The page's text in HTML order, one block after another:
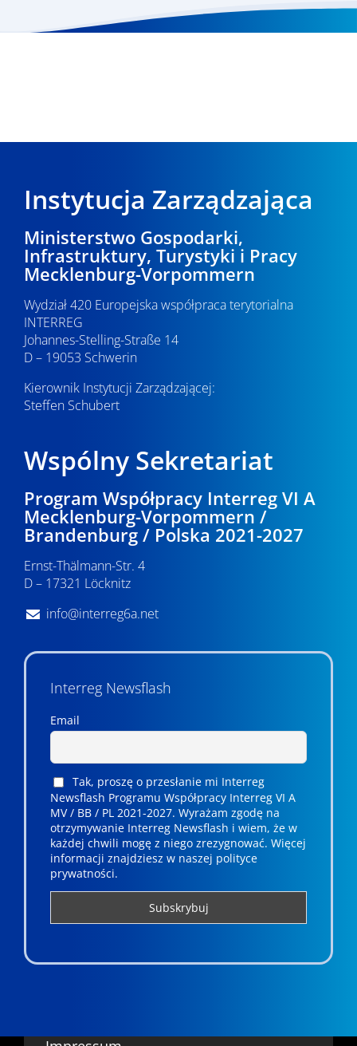
Instytucja Zarządzająca
Ministerstwo Gospodarki,
Infrastruktury, Turystyki i Pracy
Mecklenburg-Vorpommern
Wydział 420 Europejska współpraca terytorialna
INTERREG
Johannes-Stelling-Straße 14
D – 19053 Schwerin
Kierownik Instytucji Zarządzającej:
Steffen Schubert
Wspólny Sekretariat
Program Współpracy Interreg VI A
Mecklenburg-Vorpommern /
Brandenburg / Polska 2021-2027
Ernst-Thälmann-Str. 4
D – 17321 Löcknitz
info@interreg6a.net
Interreg Newsflash
Email
Tak, proszę o przesłanie mi Interreg
Newsflash Programu Współpracy Interreg VI A
MV / BB / PL 2021-2027. Wyrażam zgodę na
otrzymywanie Interreg Newsflash i wiem, że w
każdej chwili mogę z niego zrezygnować. ­­Więcej
informacji znajdziesz w naszej polityce
prywatności.